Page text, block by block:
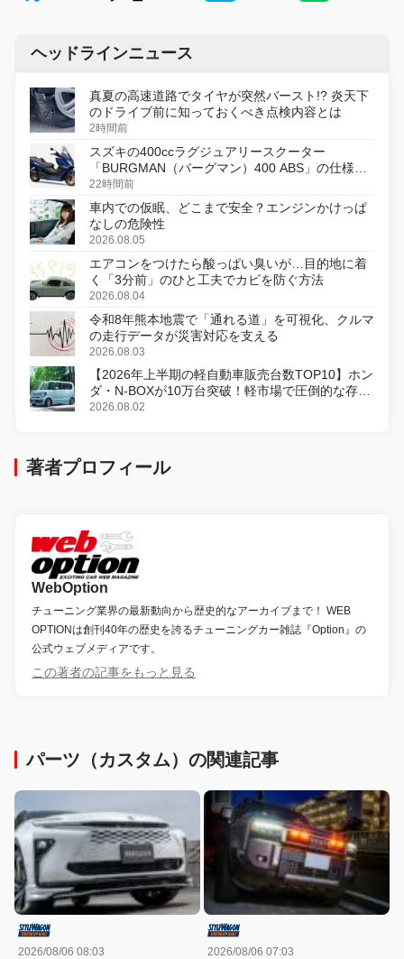
ヘッドラインニュース
真夏の高速道路でタイヤが突然バースト!? 炎天下
のドライブ前に知っておくべき点検内容とは
2時間前
スズキの400ccラグジュアリースクーター
「BURGMAN（バーグマン）400 ABS」の仕様を
変更し、8月18日に発売
22時間前
車内での仮眠、どこまで安全？エンジンかけっぱ
なしの危険性
2026.08.05
エアコンをつけたら酸っぱい臭いが…目的地に着
く「3分前」のひと工夫でカビを防ぐ方法
2026.08.04
令和8年熊本地震で「通れる道」を可視化、クルマ
の走行データが災害対応を支える
2026.08.03
【2026年上半期の軽自動車販売台数TOP10】ホン
ダ・N-BOXが10万台突破！軽市場で圧倒的な存在
感
2026.08.02
著者プロフィール
WebOption
チューニング業界の最新動向から歴史的なアーカイブまで！ WEB
OPTIONは創刊40年の歴史を誇るチューニングカー雑誌『Option』の
公式ウェブメディアです。
この著者の記事をもっと見る
パーツ（カスタム）の関連記事
2026/08/06 08:03 2026/08/06 07:03